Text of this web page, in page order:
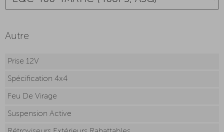
Autre
Prise 12V
Spécification 4x4
Feu De Virage
Suspension Active